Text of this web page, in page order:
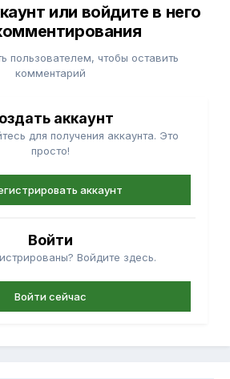
или войдите в него
пользователем, чтобы оставить
комментарий
аккаунт
для получения аккаунта. Это
просто!
аккаунт
Войти
Войдите здесь.
Войти сейчас